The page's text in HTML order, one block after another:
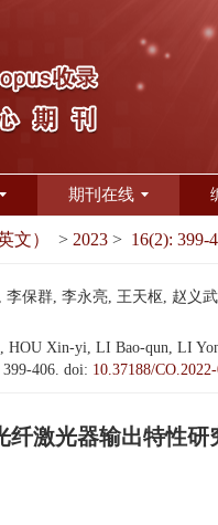
期刊在线
文） > 2023 > 16(2): 399-
保群, 李永亮, 王天枢, 赵义
HOU Xin-yi, LI Bao-qun, LI
406. doi: 10.37188/
纤激光器输出特性研